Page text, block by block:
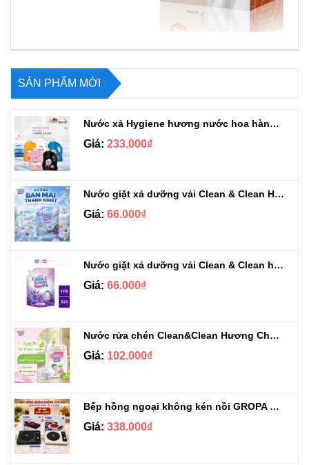
SẢN PHẨM MỚI
Nước xả Hygiene hương nước hoa hàng chuẩn Thái can 3L3
Giá: 233.000₫
Nước giặt xả dưỡng vải Clean & Clean Hương Ban Mai 3.2kg
Giá: 66.000₫
Nước giặt xả dưỡng vải Clean & Clean hương Violet 3.2kg
Giá: 66.000₫
Nước rửa chén Clean&Clean Hương Chanh Can 5L
Giá: 102.000₫
Bếp hồng ngoại không kén nồi GROPA G1-608
Giá: 338.000₫